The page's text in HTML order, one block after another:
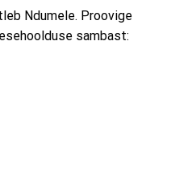
Ndumele. Proovige
sambast: